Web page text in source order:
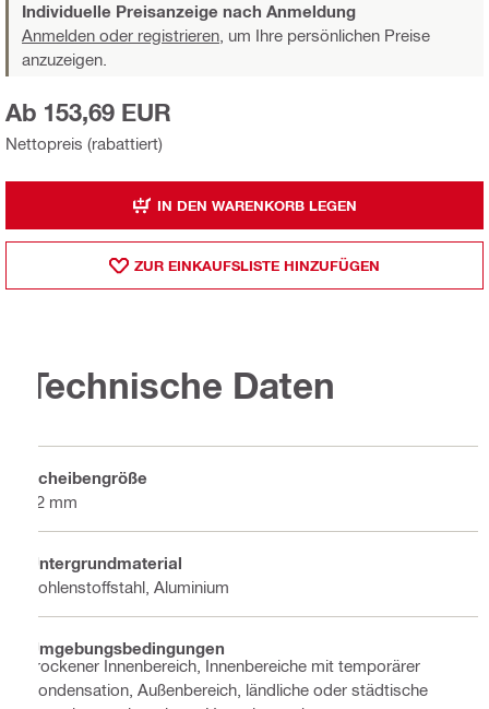
Individuelle Preisanzeige nach Anmeldung
Anmelden oder registrieren, um Ihre persönlichen Preise
anzuzeigen.
Nettopreis (rabattiert)
Ab 153,69 EUR
IN DEN WARENKORB LEGEN
ZUR EINKAUFSLISTE HINZUFÜGEN
Technische Daten
Scheibengröße
22 mm
Untergrundmaterial
Kohlenstoffstahl, Aluminium
Umgebungsbedingungen
Trockener Innenbereich, Innenbereiche mit temporärer
Kondensation, Außenbereich, ländliche oder städtische